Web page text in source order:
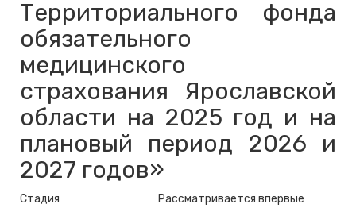
Территориального фонда
обязательного
медицинского
страхования Ярославской
области на 2025 год и на
плановый период 2026 и
2027 годов»
Стадия
Рассматривается впервые